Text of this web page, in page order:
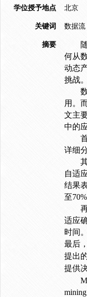
学位授予地点
北京
关键词
数据
摘要
何从
动态
挑战。
用。
文主
中的
详细
自适
结果
至70%
适应
时间
最后
提出
提供